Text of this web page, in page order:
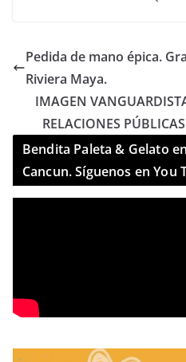
Pedida de mano épica.
Riviera Maya.
IMAGEN
RELACIONES
Bendita Paleta & Gelato
Cancun. Síguenos en You